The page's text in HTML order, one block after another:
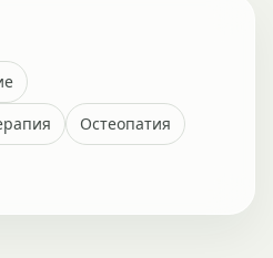
Остеопатия